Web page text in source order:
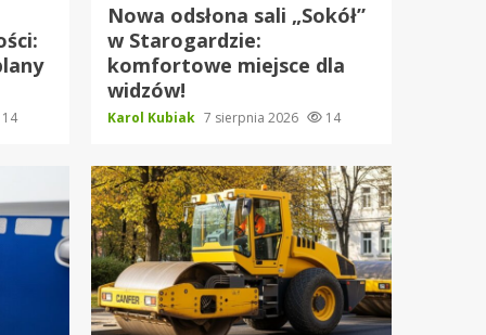
14
Nowa odsłona sali „Sokół”
w Starogardzie:
komfortowe miejsce dla
widzów!
Karol Kubiak 7 sierpnia 2026 14